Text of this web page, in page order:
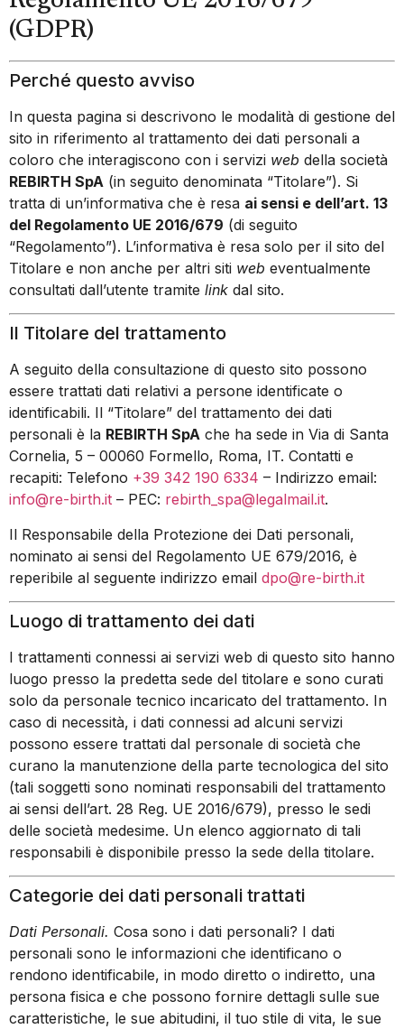
(GDPR)
Perché questo avviso
In questa pagina si descrivono le modalità di gestione del
sito in riferimento al trattamento dei dati personali a
coloro che interagiscono con i servizi web della società
REBIRTH SpA (in seguito denominata “Titolare”). Si
tratta di un’informativa che è resa ai sensi e dell’art. 13
del Regolamento UE 2016/679 (di seguito
“Regolamento”). L’informativa è resa solo per il sito del
Titolare e non anche per altri siti web eventualmente
consultati dall’utente tramite link dal sito.
Il Titolare del trattamento
A seguito della consultazione di questo sito possono
essere trattati dati relativi a persone identificate o
identificabili. Il “Titolare” del trattamento dei dati
personali è la REBIRTH SpA che ha sede in Via di Santa
Cornelia, 5 – 00060 Formello, Roma, IT. Contatti e
recapiti: Telefono +39 342 190 6334 – Indirizzo email:
info@re-birth.it – PEC: rebirth_spa@legalmail.it.
Il Responsabile della Protezione dei Dati personali,
nominato ai sensi del Regolamento UE 679/2016, è
reperibile al seguente indirizzo email dpo@re-birth.it
Luogo di trattamento dei dati
I trattamenti connessi ai servizi web di questo sito hanno
luogo presso la predetta sede del titolare e sono curati
solo da personale tecnico incaricato del trattamento. In
caso di necessità, i dati connessi ad alcuni servizi
possono essere trattati dal personale di società che
curano la manutenzione della parte tecnologica del sito
(tali soggetti sono nominati responsabili del trattamento
ai sensi dell’art. 28 Reg. UE 2016/679), presso le sedi
delle società medesime. Un elenco aggiornato di tali
responsabili è disponibile presso la sede della titolare.
Categorie dei dati personali trattati
Dati Personali. Cosa sono i dati personali? I dati
personali sono le informazioni che identificano o
rendono identificabile, in modo diretto o indiretto, una
persona fisica e che possono fornire dettagli sulle sue
caratteristiche, le sue abitudini, il tuo stile di vita, le sue